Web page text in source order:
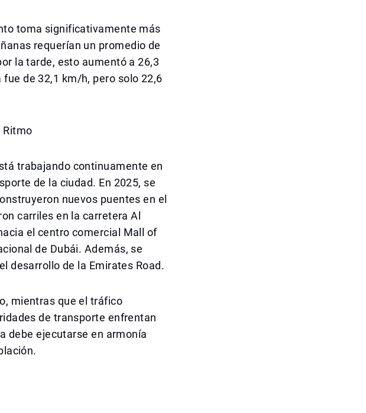
toma significativamente más
requerían un promedio de
la tarde, esto aumentó a 26,3
de 32,1 km/h, pero solo 22,6
Ritmo
trabajando continuamente en
de la ciudad. En 2025, se
nuevos puentes en el
carriles en la carretera Al
el centro comercial Mall of
de Dubái. Además, se
desarrollo de la Emirates Road.
mientras que el tráfico
de transporte enfrentan
debe ejecutarse en armonía